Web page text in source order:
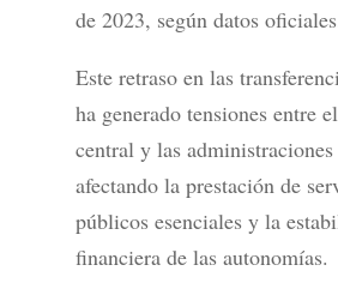
de 2023, según datos
Este retraso en las
ha generado tensiones entre
central y las
afectando la prestación de
públicos esenciales y la
financiera de las autonomías.